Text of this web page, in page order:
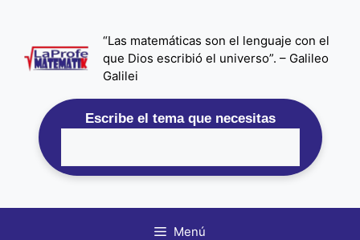
contenido
“Las matemáticas son el lenguaje con el
que Dios escribió el universo”. – Galileo
Galilei
Escribe el tema que necesitas
Menú